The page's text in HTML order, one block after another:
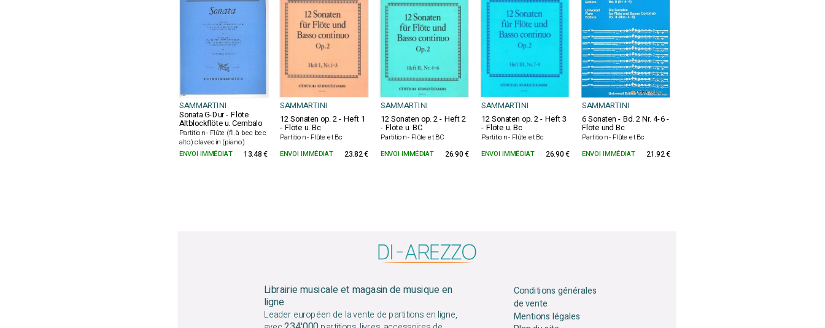
SAMMARTINI SAMMARTINI SAMMARTINI SAMMARTINI SAMMARTINI
Sonata G-Dur - Flöte
Altblockflöte u. Cembalo
Partition - Flûte (fl. à bec bec
alto) clavecin (piano)
12 Sonaten op. 2 - Heft 1
- Flöte u. Bc
Partition - Flûte et Bc
12 Sonaten op. 2 - Heft 2
- Flöte u. BC
Partition - Flûte et BC
12 Sonaten op. 2 - Heft 3
- Flöte u. Bc
Partition - Flûte et Bc
6 Sonaten - Bd. 2 Nr. 4-6 -
Flöte und Bc
Partition - Flûte et Bc
ENVOI IMMÉDIAT 13.48 € ENVOI IMMÉDIAT 23.82 € ENVOI IMMÉDIAT 26.90 € ENVOI IMMÉDIAT 26.90 € ENVOI IMMÉDIAT 21.92 €
Librairie musicale et magasin de musique en
ligne
Leader européen de la vente de partitions en ligne,
Conditions générales
de vente
Mentions légales